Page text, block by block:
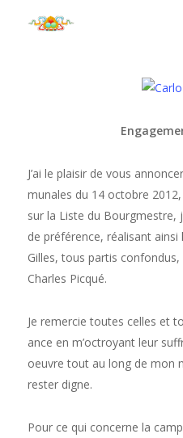
J’ai le plaisir de vous
mu­nales du 14 octo­bre
sur la Liste du Bourgmestre,
de préférence, réal­isant
Gilles, tous par­tis
Charles Pic­qué.
Je remer­cie toutes celles et
ance en m’octroyant leur
oeu­vre tout au long de mon
rester digne.
Pour ce qui con­cerne la